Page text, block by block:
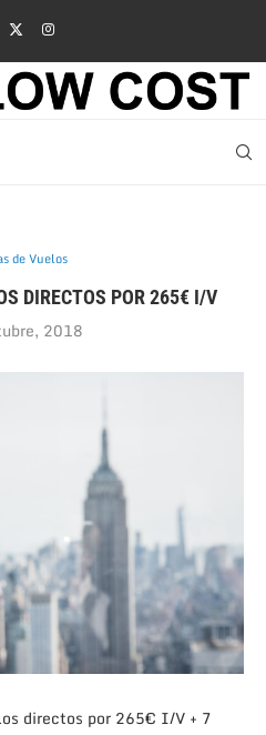
de Vuelos
DIRECTOS POR 265€ I/V
2018
directos por 265€ I/V + 7